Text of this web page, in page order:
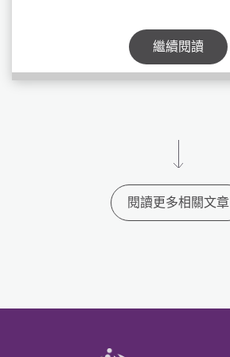
繼續閱讀
閱讀更多相關文章